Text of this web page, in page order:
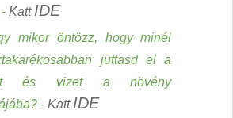
Katt IDE
mikor öntözz, hogy minél
juttasd el a
és vizet a növény
- Katt IDE